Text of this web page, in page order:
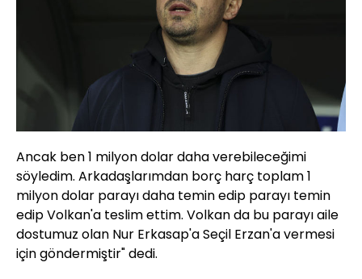
Ancak ben 1 milyon dolar daha verebileceğimi
söyledim. Arkadaşlarımdan borç harç toplam 1
milyon dolar parayı daha temin edip parayı temin
edip Volkan'a teslim ettim. Volkan da bu parayı aile
dostumuz olan Nur Erkasap'a Seçil Erzan'a vermesi
için göndermiştir" dedi.